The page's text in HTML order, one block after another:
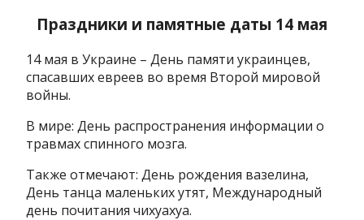
Праздники и памятные даты 14 мая
14 мая в Украине – День памяти украинцев,
спасавших евреев во время Второй мировой
войны.
В мире: День распространения информации о
травмах спинного мозга.
Также отмечают: День рождения вазелина,
День танца маленьких утят, Международный
день почитания чихуахуа.